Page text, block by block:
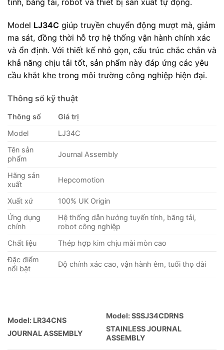
Model LJ34C giúp truyền chuyển động mượt mà, giảm
ma sát, đồng thời hỗ trợ hệ thống vận hành chính xác
và ổn định. Với thiết kế nhỏ gọn, cấu trúc chắc chắn và
khả năng chịu tải tốt, sản phẩm này đáp ứng các yêu
cầu khắt khe trong môi trường công nghiệp hiện đại.
Thông số kỹ thuật
Thông số
Giá trị
Model
LJ34C
Tên sản
phẩm
Journal Assembly
Hãng sản
xuất
Hepcomotion
Xuất xứ
100% UK Origin
Ứng dụng
chính
Hệ thống dẫn hướng tuyến tính, băng tải,
robot công nghiệp
Chất liệu
Thép hợp kim chịu mài mòn cao
Đặc điểm
nổi bật
Độ chính xác cao, vận hành êm, tuổi thọ dài
Model: LR34CNS
JOURNAL ASSEMBLY
Model: SSSJ34CDRNS
STAINLESS JOURNAL
ASSEMBLY